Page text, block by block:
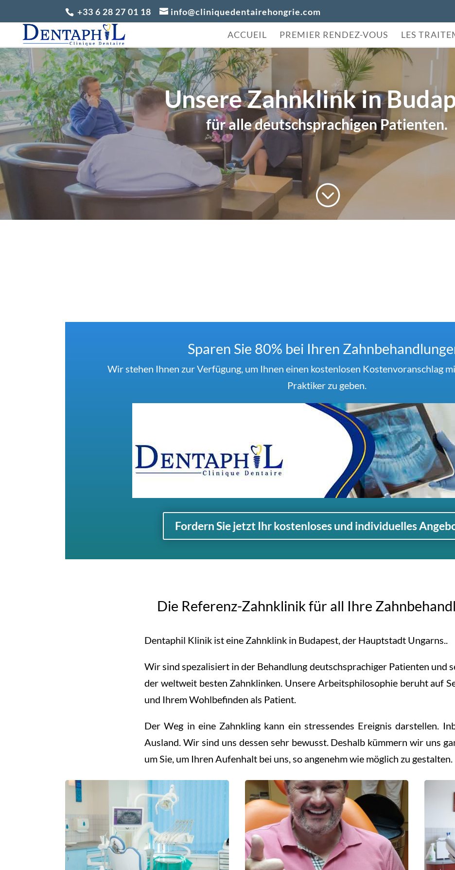
+33 6 28 27 01 18 info@cliniquedentairehongrie.com
ACCUEIL PREMIER RENDEZ-VOUS LES
Unsere Zahnklink in
für alle deutschsprachigen Patienten.
;
Sparen Sie 80% bei Ihren
Wir stehen Ihnen zur Verfügung, um Ihnen einen kostenlosen Kostenvoranschlag
Praktiker zu geben.
Fordern Sie jetzt Ihr kostenloses und individuelles
Die Referenz-Zahnklinik für all Ihre
Dentaphil Klinik ist eine Zahnklink in Budapest, der Hauptstadt Ungarns..
Wir sind spezalisiert in der Behandlung deutschsprachiger Patienten und
der weltweit besten Zahnklinken. Unsere Arbeitsphilosophie beruht auf
und Ihrem Wohlbefinden als Patient.
Der Weg in eine Zahnkling kann ein stressendes Ereignis darstellen.
Ausland. Wir sind uns dessen sehr bewusst. Deshalb kümmern wir uns
um Sie, um Ihren Aufenhalt bei uns, so angenehm wie möglich zu gestalten.